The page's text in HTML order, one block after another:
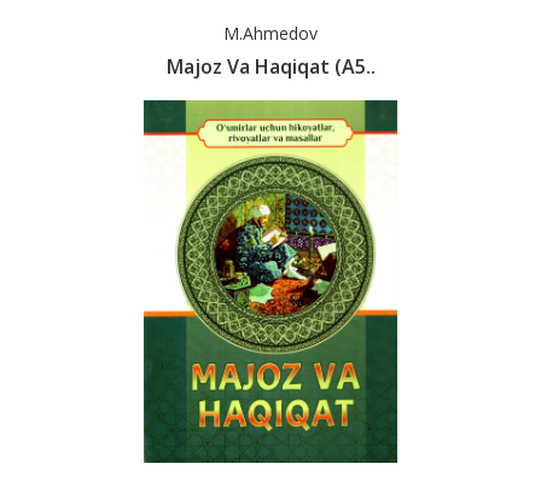
M.Ahmedov
Majoz Va Haqiqat (А5..